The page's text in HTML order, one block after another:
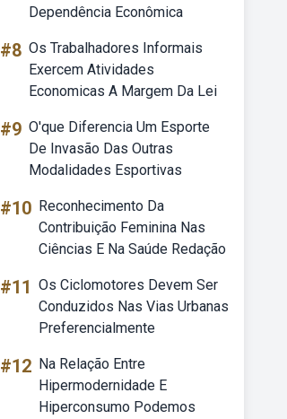
Dependência Econômica
#8 Os Trabalhadores Informais
Exercem Atividades
Economicas A Margem Da Lei
#9 O'que Diferencia Um Esporte
De Invasão Das Outras
Modalidades Esportivas
#10 Reconhecimento Da
Contribuição Feminina Nas
Ciências E Na Saúde Redação
#11 Os Ciclomotores Devem Ser
Conduzidos Nas Vias Urbanas
Preferencialmente
#12 Na Relação Entre
Hipermodernidade E
Hiperconsumo Podemos